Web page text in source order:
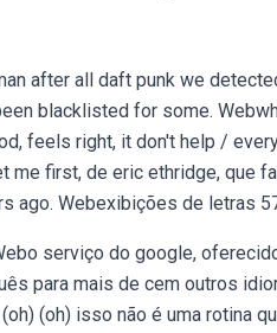
after all daft punk we
blacklisted for some.
feels right, it don't help /
me first, de eric ethridge, que
ago. Webexibições de letras
serviço do google,
para mais de cem outros
(oh) isso não é uma rotina